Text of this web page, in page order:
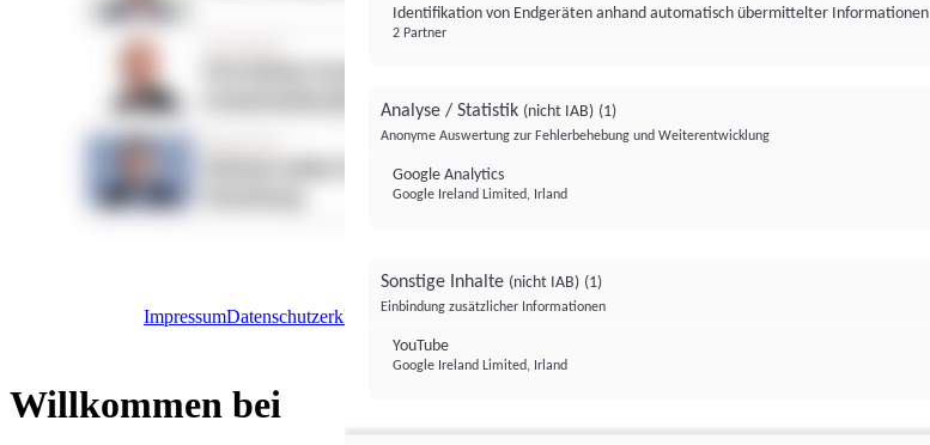
ImpressumDatenschutzerklärungDatenschutzeinstellungen
Willkommen bei
Identifikation von Endgeräten anhand automatisch übermittelter Informationen
2 Partner
Analyse / Statistik (nicht IAB) (1)
Anonyme Auswertung zur Fehlerbehebung und Weiterentwicklung
Google Analytics
Google Ireland Limited, Irland
Sonstige Inhalte (nicht IAB) (1)
Einbindung zusätzlicher Informationen
YouTube
Google Ireland Limited, Irland